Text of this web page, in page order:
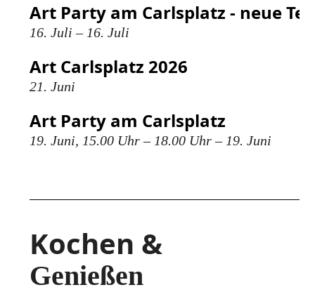
Art Party am Carlsplatz - neue
16. Juli – 16. Juli
Art Carlsplatz 2026
21. Juni
Art Party am Carlsplatz
19. Juni, 15.00 Uhr – 18.00 Uhr – 19. Juni
Kochen &
Genießen